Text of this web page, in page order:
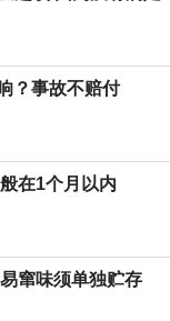
？事故不赔付
在1个月以内
窜味须单独贮存